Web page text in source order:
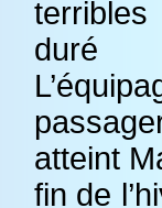
duré
atteint
fin de